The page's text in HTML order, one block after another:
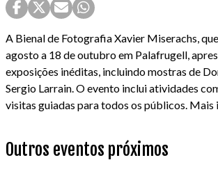
A Bienal de Fotografia Xavier Miserachs,
agosto a 18 de outubro em Palafrugell,
exposições inéditas, incluindo mostras de
Sergio Larrain. O evento inclui atividades
visitas guiadas para todos os públicos. Mais
Outros eventos próximos